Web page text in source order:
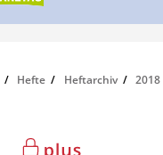
Hefte Heftarchiv 2018